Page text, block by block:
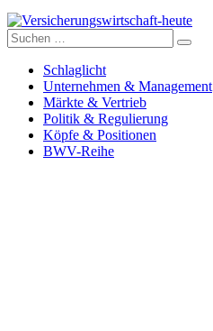
Versicherungswirtschaft-heute
Suche
nach:
Schlaglicht
Unternehmen & Management
Märkte & Vertrieb
Politik & Regulierung
Köpfe & Positionen
BWV-Reihe